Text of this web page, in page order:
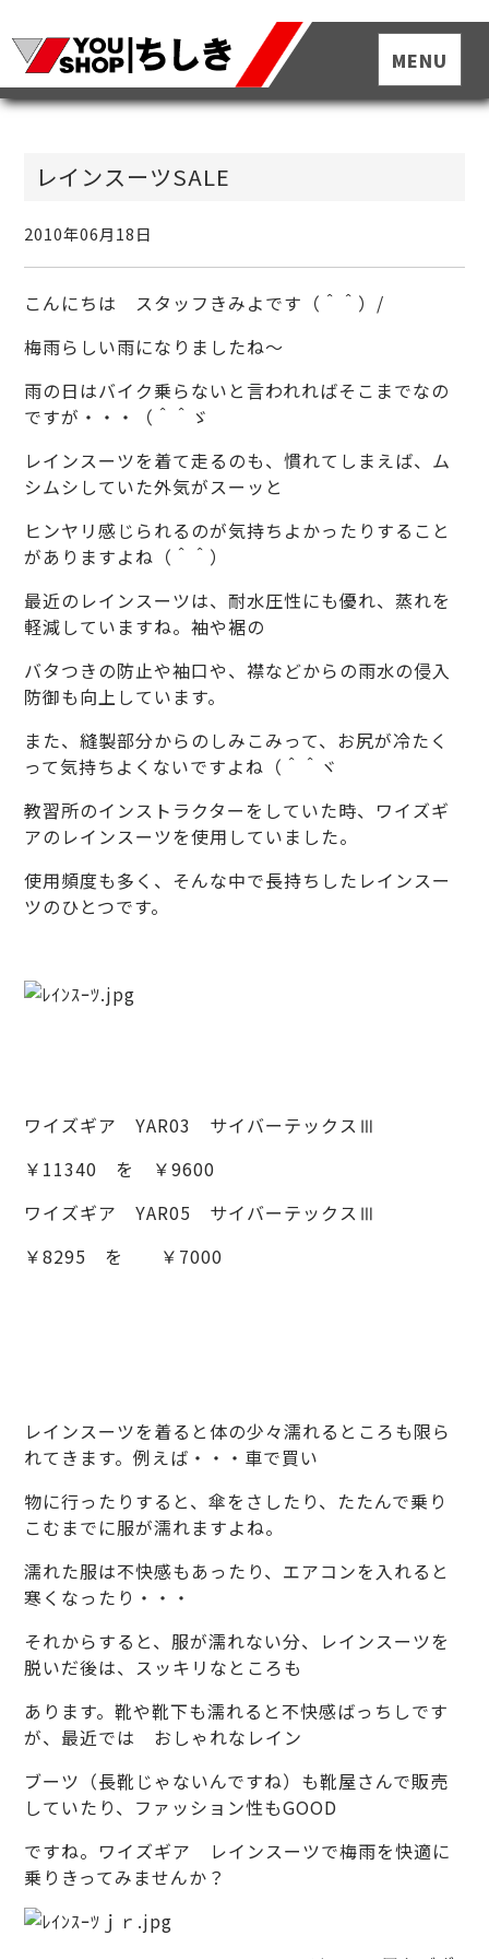
レインスーツSALE
2010年06月18日
こんにちは スタッフきみよです（＾＾）/
梅雨らしい雨になりましたね～
雨の日はバイク乗らないと言われればそこまでなの
ですが・・・（＾＾ゞ
レインスーツを着て走るのも、慣れてしまえば、ム
シムシしていた外気がスーッと
ヒンヤリ感じられるのが気持ちよかったりすること
がありますよね（＾＾）
最近のレインスーツは、耐水圧性にも優れ、蒸れを
軽減していますね。袖や裾の
バタつきの防止や袖口や、襟などからの雨水の侵入
防御も向上しています。
また、縫製部分からのしみこみって、お尻が冷たく
って気持ちよくないですよね（＾＾ヾ
教習所のインストラクターをしていた時、ワイズギ
アのレインスーツを使用していました。
使用頻度も多く、そんな中で長持ちしたレインスー
ツのひとつです。
ワイズギア YAR03 サイバーテックスⅢ
￥11340 を ￥9600
ワイズギア YAR05 サイバーテックスⅢ
￥8295 を ￥7000
レインスーツを着ると体の少々濡れるところも限ら
れてきます。例えば・・・車で買い
物に行ったりすると、傘をさしたり、たたんで乗り
こむまでに服が濡れますよね。
濡れた服は不快感もあったり、エアコンを入れると
寒くなったり・・・
それからすると、服が濡れない分、レインスーツを
脱いだ後は、スッキリなところも
あります。靴や靴下も濡れると不快感ばっちしです
が、最近では おしゃれなレイン
ブーツ（長靴じゃないんですね）も靴屋さんで販売
していたり、ファッション性もGOOD
ですね。ワイズギア レインスーツで梅雨を快適に
乗りきってみませんか？